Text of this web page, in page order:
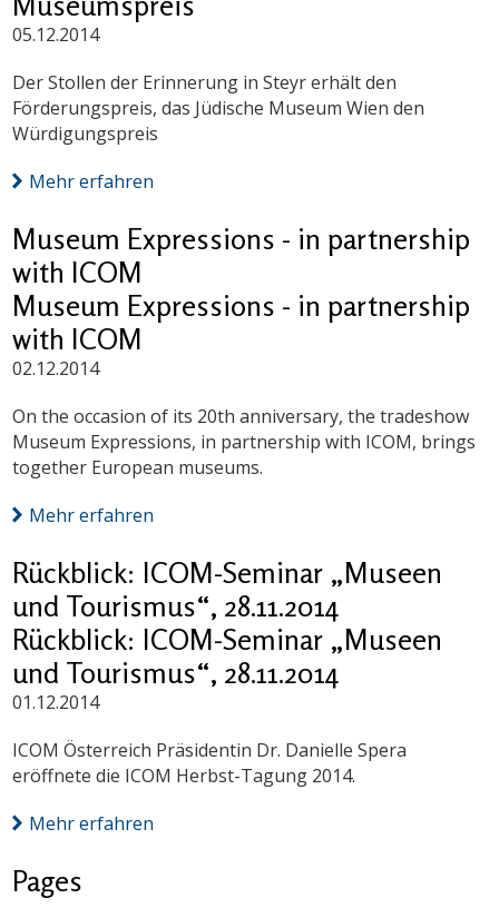
05.12.2014
Der Stollen der Erinnerung in Steyr erhält den
Förderungspreis, das Jüdische Museum Wien den
Würdigungspreis
Mehr erfahren
Museum Expressions - in partnership
with ICOM
Museum Expressions - in partnership
with ICOM
02.12.2014
On the occasion of its 20th anniversary, the tradeshow
Museum Expressions, in partnership with ICOM, brings
together European museums.
Mehr erfahren
Rückblick: ICOM-Seminar „Museen
und Tourismus“, 28.11.2014
Rückblick: ICOM-Seminar „Museen
und Tourismus“, 28.11.2014
01.12.2014
ICOM Österreich Präsidentin Dr. Danielle Spera
eröffnete die ICOM Herbst-Tagung 2014.
Mehr erfahren
Pages